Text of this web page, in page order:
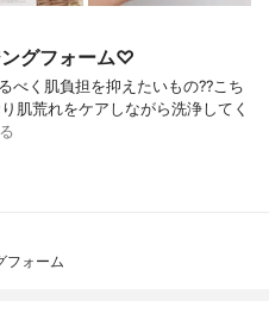
グフォーム♡
べく肌負担を抑えたいもの?? こち
肌荒れをケアしながら洗浄してく
フォーム